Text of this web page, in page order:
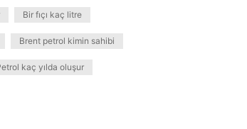
Bir fıçı kaç litre
Brent petrol kimin sahibi
kaç yılda oluşur